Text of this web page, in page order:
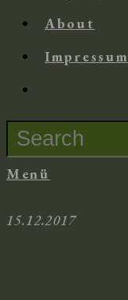
About
Impressum
Suche
nach:
Menü
15.12.2017